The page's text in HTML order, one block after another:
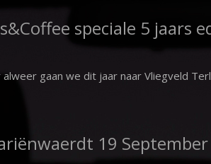
speciale 5 jaars
gaan we dit jaar naar Vliegveld
19 September